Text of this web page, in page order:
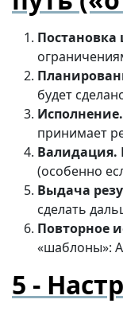
Постановка
будет
Исполнение.
принимает
Валидация.
(особенно
Выдача
сделать
Повторное
«шаблоны»: